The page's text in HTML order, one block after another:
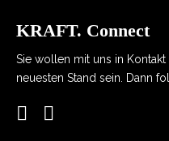
KRAFT. Connect
Sie wollen mit uns in
neuesten Stand sein. Dann